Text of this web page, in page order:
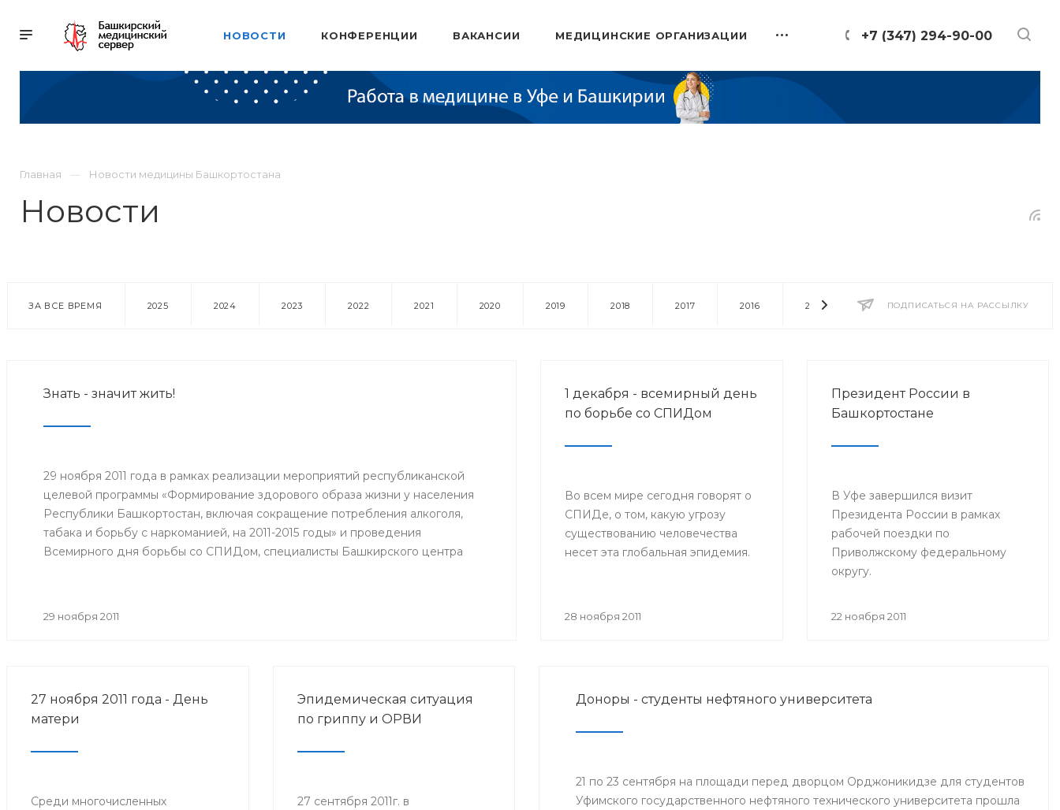
+7 (347) 294-90-00
НОВОСТИ КОНФЕРЕНЦИИ ВАКАНСИИ МЕДИЦИНСКИЕ ОРГАНИЗАЦИИ
Главная Новости медицины Башкортостана
Новости
ПОДПИСАТЬСЯ НА РАССЫЛКУ
ЗА ВСЕ ВРЕМЯ 2025 2024 2023 2022 2021 2020 2019 2018 2017 2016 2014 2013 2012 2011
Знать - значит жить!
29 ноября 2011 года в рамках реализации мероприятий республиканской
целевой программы «Формирование здорового образа жизни у населения
Республики Башкортостан, включая сокращение потребления алкоголя,
табака и борьбу с наркоманией, на 2011-2015 годы» и проведения
Всемирного дня борьбы со СПИДом, специалисты Башкирского центра
29 ноября 2011
1 декабря - всемирный день
по борьбе со СПИДом
Во всем мире сегодня говорят о
СПИДе, о том, какую угрозу
существованию человечества
несет эта глобальная эпидемия.
28 ноября 2011
Президент России в
Башкортостане
В Уфе завершился визит
Президента России в рамках
рабочей поездки по
Приволжскому федеральному
округу.
22 ноября 2011
27 ноября 2011 года - День
матери
Среди многочисленных
Эпидемическая ситуация
по гриппу и ОРВИ
27 сентября 2011г. в
Доноры - студенты нефтяного университета
21 по 23 сентября на площади перед дворцом Орджоникидзе для студентов
Уфимского государственного нефтяного технического университета прошла